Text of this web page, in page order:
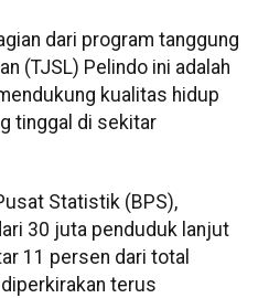
dari program tanggung
(TJSL) Pelindo ini adalah
kualitas hidup
tinggal di sekitar
Statistik (BPS),
30 juta penduduk lanjut
11 persen dari total
terus